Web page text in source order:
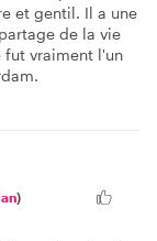
et gentil. Il a une
de la vie
fut vraiment l'un
)